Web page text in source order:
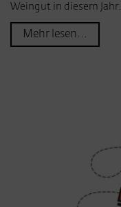
Weingut in diesem Jahr.
Mehr lesen...